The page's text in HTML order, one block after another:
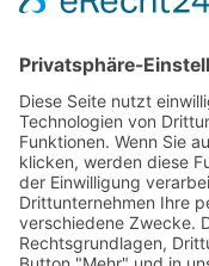
Informationen
Downloads